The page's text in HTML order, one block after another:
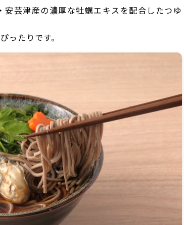
芸津産の濃厚な牡蠣エキスを配合したつゆ
ったりです。